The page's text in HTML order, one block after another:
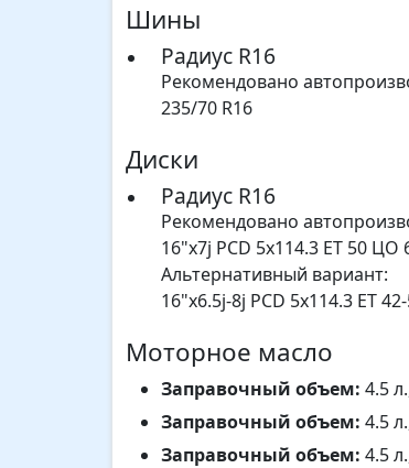
Шины
Радиус R16
Рекомендовано
235/70 R16
Диски
Радиус R16
Рекомендовано
16"x7j PCD 5x114.3 ET 50 ЦО
Альтернативный вариант:
16"x6.5j-8j PCD 5x114.3 ET
Моторное масло
Заправочный объем: 4.5
Заправочный объем: 4.5
Заправочный объем: 4.5